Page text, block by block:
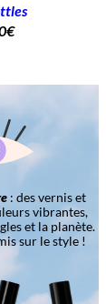
€
: des vernis et
vibrantes,
et la planète.
sur le style !